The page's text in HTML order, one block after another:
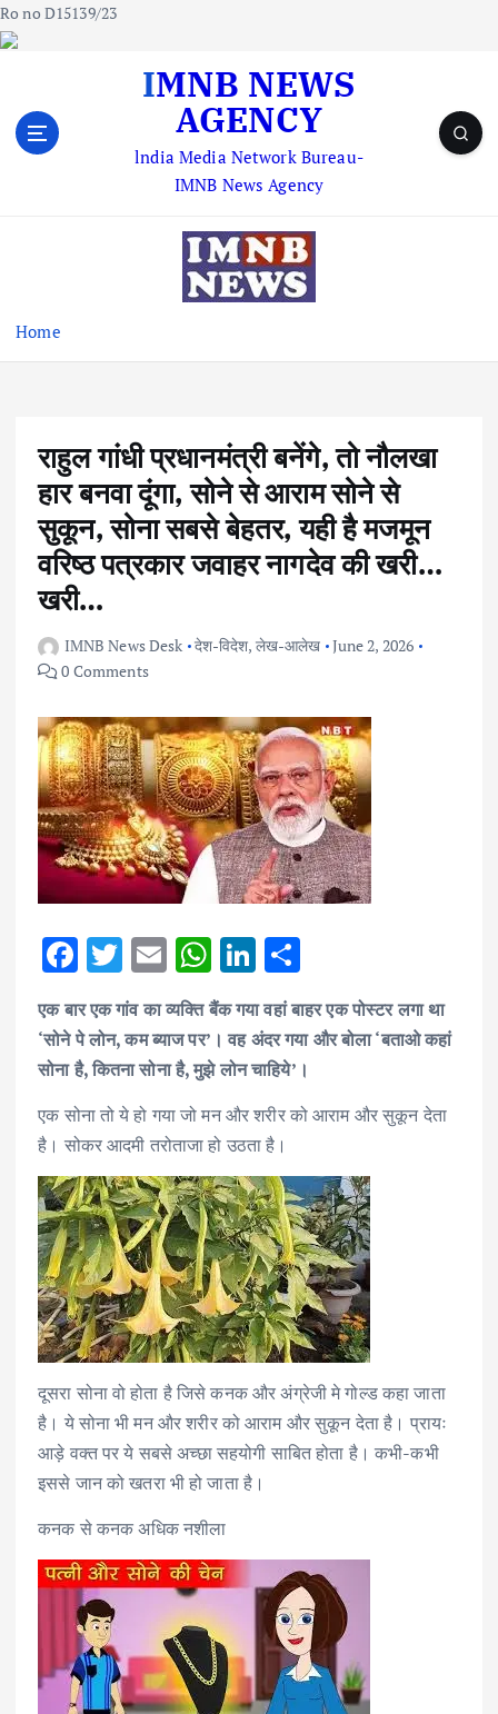
Ro no D15139/23
IMNB NEWS
AGENCY
lndia Media Network Bureau-
IMNB News Agency
Home
राहुल गांधी प्रधानमंत्री बनेंगे, तो नौलखा
हार बनवा दूंगा, सोने से आराम सोने से
सुकून, सोना सबसे बेहतर, यही है मजमून
वरिष्ठ पत्रकार जवाहर नागदेव की खरी…
खरी…
IMNB News Desk देश-विदेश, लेख-आलेख June 2, 2026
0 Comments
F
e
b
o
o
k
T
w
it
te
r
E
m
ai
l
W
h
at
s
A
p
p
Li
k
e
dI
n
ar
e
एक बार एक गांव का व्यक्ति बैंक गया वहां बाहर एक पोस्टर लगा था
‘सोने पे लोन, कम ब्याज पर’। वह अंदर गया और बोला ‘बताओ कहां
सोना है, कितना सोना है, मुझे लोन चाहिये’।
एक सोना तो ये हो गया जो मन और शरीर को आराम और सुकून देता
है। सोकर आदमी तरोताजा हो उठता है।
दूसरा सोना वो होता है जिसे कनक और अंग्रेजी मे गोल्ड कहा जाता
है। ये सोना भी मन और शरीर को आराम और सुकून देता है। प्रायः
आड़े वक्त पर ये सबसे अच्छा सहयोगी साबित होता है। कभी-कभी
इससे जान को खतरा भी हो जाता है।
कनक से कनक अधिक नशीला